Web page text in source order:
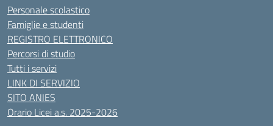
Personale scolastico
Famiglie e studenti
REGISTRO ELETTRONICO
Percorsi di studio
Tutti i servizi
LINK DI SERVIZIO
SITO ANIES
Orario Licei a.s. 2025-2026